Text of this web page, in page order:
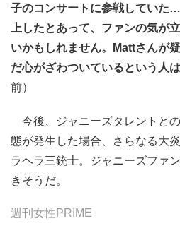
子のコンサートに参戦していた
上したとあって、ファンの気が
いかもしれません。Mattさんが
だ心がざわついているという人
前）
今後、ジャニーズタレントと
態が発生した場合、さらなる大
ラヘラ三銃士。ジャニーズファ
きそうだ。
週刊女性PRIME